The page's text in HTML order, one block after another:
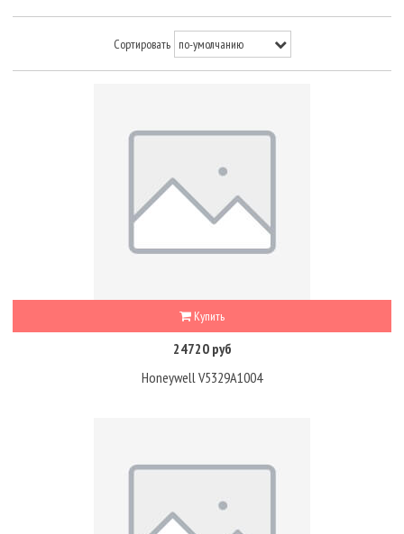
Сортировать
Купить
24720 руб
Honeywell V5329A1004